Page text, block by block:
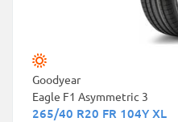
Goodyear
Eagle F1 Asymmetric 3
265/40 R20 FR 104Y XL